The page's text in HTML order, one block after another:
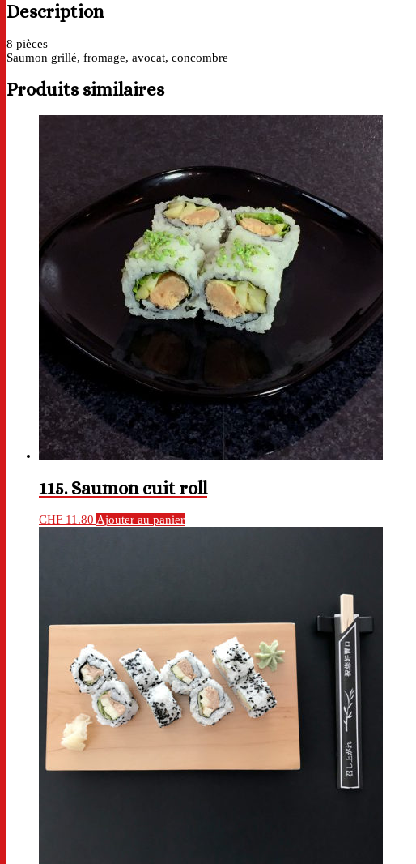
Description
8 pièces
Saumon grillé, fromage, avocat, concombre
Produits similaires
115. Saumon cuit roll
CHF 11.80 Ajouter au panier